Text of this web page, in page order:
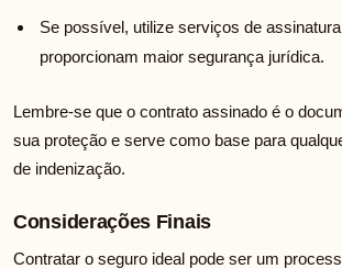
Se possível, utilize serviços de
proporcionam maior segurança jurídica.
Lembre-se que o contrato assinado é o
sua proteção e serve como base para
de indenização.
Considerações Finais
Contratar o seguro ideal pode ser um